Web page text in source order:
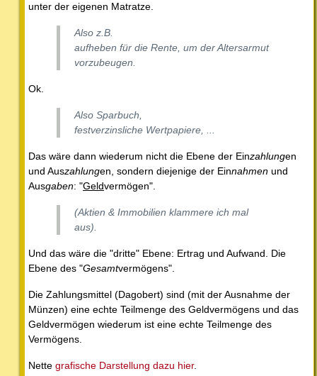
unter der eigenen Matratze.
Also z.B.
aufheben für die Rente, um der Altersarmut
vorzubeugen.
Ok.
Also Sparbuch,
festverzinsliche Wertpapiere, ...
Das wäre dann wiederum nicht die Ebene der Einzahlungen
und Auszahlungen, sondern diejenige der Einnahmen und
Ausgaben: "Geldvermögen".
(Aktien & Immobilien klammere ich mal
aus).
Und das wäre die "dritte" Ebene: Ertrag und Aufwand. Die
Ebene des "Gesamtvermögens".
Die Zahlungsmittel (Dagobert) sind (mit der Ausnahme der
Münzen) eine echte Teilmenge des Geldvermögens und das
Geldvermögen wiederum ist eine echte Teilmenge des
Vermögens.
Nette grafische Darstellung dazu hier.